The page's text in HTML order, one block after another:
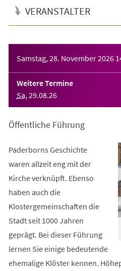
VERANSTALTER
Samstag, 28. November 2026
Weitere Termine
Sa, 29.08.26
Öffentliche Führung
Paderborns Geschichte
waren allzeit eng mit der
Kirche verknüpft. Ebenso
haben auch die
Klostergemeinschaften die
Stadt seit 1000 Jahren
geprägt. Bei dieser Führung
lernen Sie einige bedeutende
ehemalige Klöster kennen.